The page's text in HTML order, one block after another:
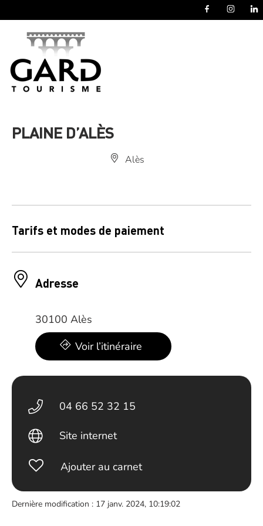
PLAINE D’ALÈS
Alès
Tarifs et modes de paiement
Adresse
30100 Alès
Voir l’itinéraire
04 66 52 32 15
Site internet
Ajouter au carnet
Dernière modification : 17 janv. 2024, 10:19:02